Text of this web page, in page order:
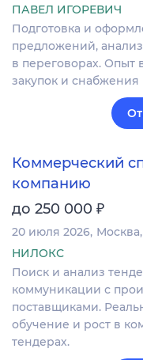
ПАВЕЛ ИГОРЕВИЧ
Подготовка и
предложений,
в переговорах. Опыт
закупок и снабжения
Коммерческий
компанию
до 250 000 ₽
20 июля 2026 Москва
НИЛОКС
Поиск и анализ
коммуникации с
поставщиками.
обучение и рост в
тендерах.